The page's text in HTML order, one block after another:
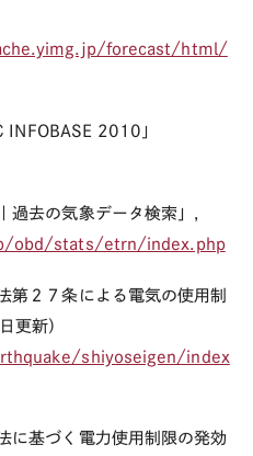
forecast/html/
INFOBASE 2010」
過去の気象データ検索」，
obd/stats/etrn/index.php
第２７条による電気の使用制
更新）
shiyoseigen/index
に基づく電力使用制限の発効